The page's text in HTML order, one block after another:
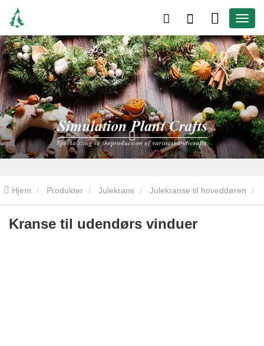
Hjem Produkter Julekrans Julekranse til hoveddøren
Kranse til udendørs vinduer
Kranse til udendørs vinduer